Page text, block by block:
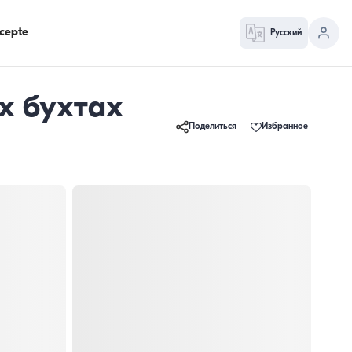
Русский
бухтах
Поделиться Избранное